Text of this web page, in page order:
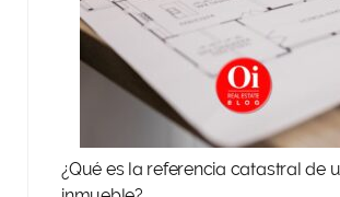
¿Qué es la referencia catastral de